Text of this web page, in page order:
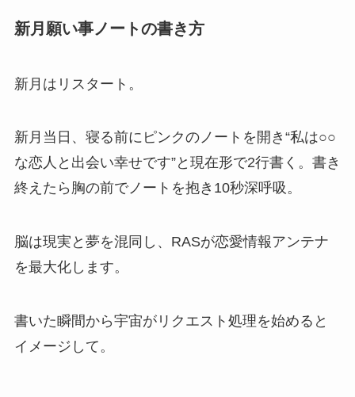
新月願い事ノートの書き方
新月はリスタート。
新月当日、寝る前にピンクのノートを開き“私は○○
な恋人と出会い幸せです”と現在形で2行書く。書き
終えたら胸の前でノートを抱き10秒深呼吸。
脳は現実と夢を混同し、RASが恋愛情報アンテナ
を最大化します。
書いた瞬間から宇宙がリクエスト処理を始めると
イメージして。